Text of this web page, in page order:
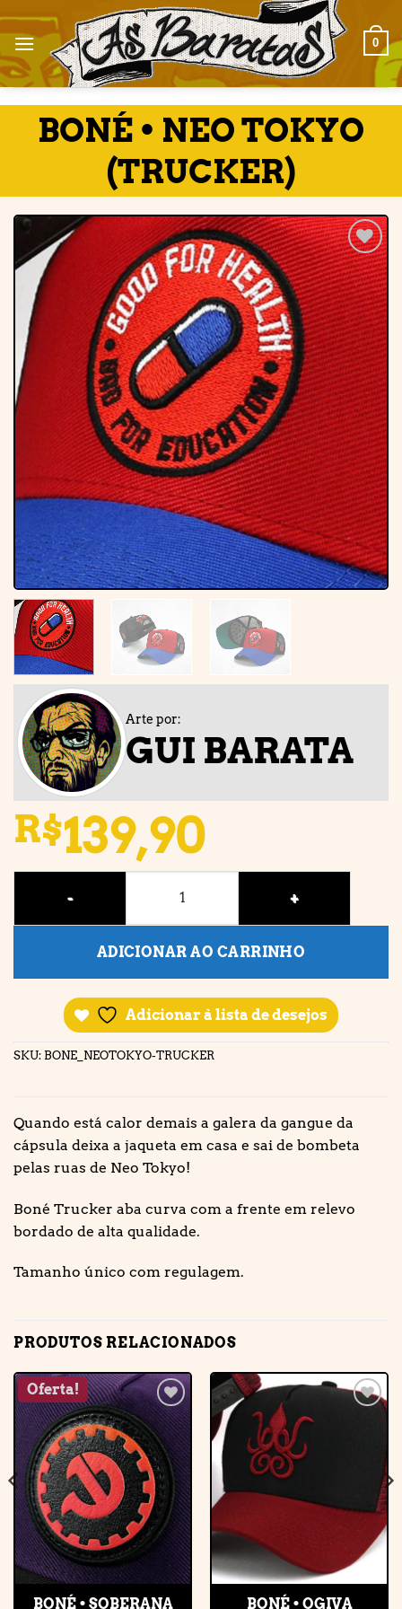
to
content
0
BONÉ • NEO TOKYO
(TRUCKER)
Adicionar
à lista de
desejos
Arte por:
GUI BARATA
R$139,90
ADICIONAR AO CARRINHO
Adicionar à lista de desejos
SKU: BONE_NEOTOKYO-TRUCKER
Quando está calor demais a galera da gangue da
cápsula deixa a jaqueta em casa e sai de bombeta
pelas ruas de Neo Tokyo!
Boné Trucker aba curva com a frente em relevo
bordado de alta qualidade.
Tamanho único com regulagem.
PRODUTOS RELACIONADOS
Oferta!
Adicionar
à lista de
desejos
BONÉ • SOBERANA BONÉ • OGIVA